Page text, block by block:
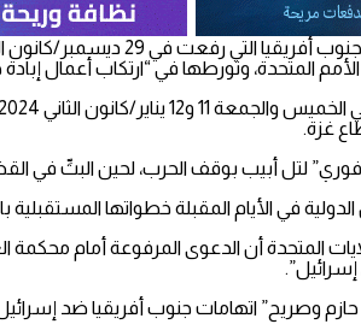
الأمم المتحدة، وتورطها في “ارتكاب
غزة.
لتل أبيب بوقف الحرب، لحين البتِّ في
في الأيام المقبلة خطواتها المستقبلية
المتحدة أن الدعوى المرفوعة أمام
وصريح” اتهامات جنوب أفريقيا ضد